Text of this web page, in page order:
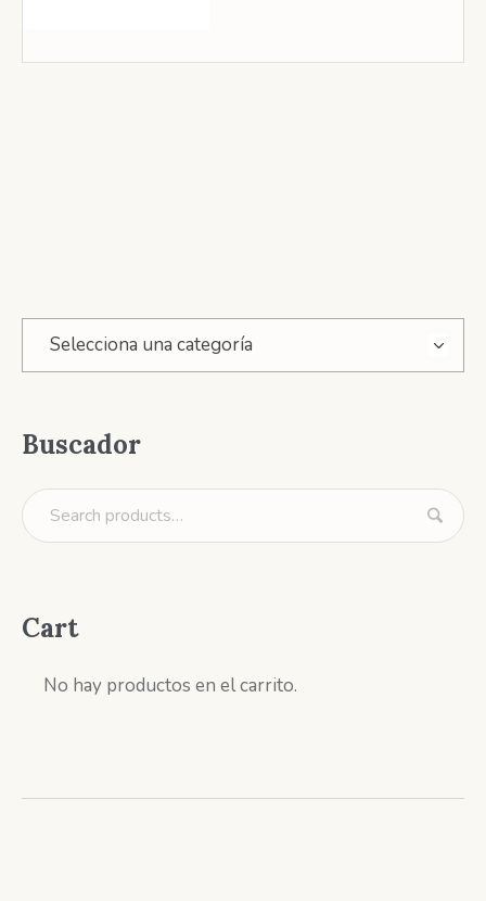
Selecciona una categoría
Buscador
Cart
No hay productos en el carrito.